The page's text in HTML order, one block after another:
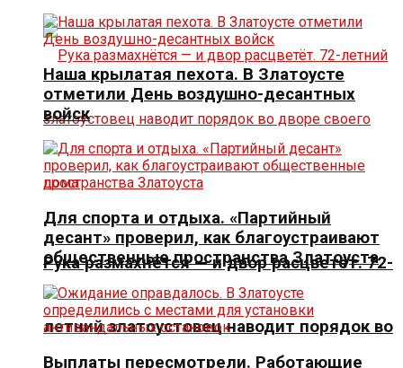
Рука размахнётся — и двор расцветёт. 72-
летний златоустовец наводит порядок во
Наша крылатая пехота. В Златоусте
отметили День воздушно-десантных
войск
Для спорта и отдыха. «Партийный
десант» проверил, как благоустраивают
общественные пространства Златоуста
Выплаты пересмотрели. Работающие